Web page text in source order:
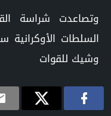
وتصاعدت شراسة
السلطات
وشيك للقوات